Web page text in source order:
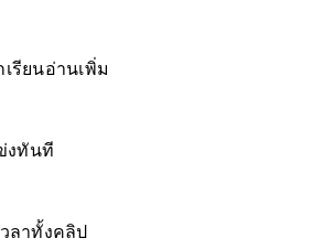
รียนอ่านเพิ่ม
งทันที
ลาทั้งคลิป